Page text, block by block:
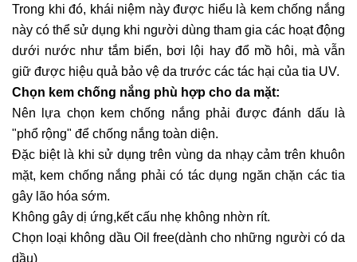
Trong khi đó, khái niệm này được hiểu là kem chống nắng
này có thể sử dụng khi người dùng tham gia các hoạt động
dưới nước như tắm biển, bơi lội hay đổ mồ hôi, mà vẫn
giữ được hiệu quả bảo vệ da trước các tác hại của tia UV.
Chọn kem chống nắng phù hợp cho da mặt:
Nên lựa chọn kem chống nắng phải được đánh dấu là
"phổ rộng" để chống nắng toàn diện.
Đặc biệt là khi sử dụng trên vùng da nhạy cảm trên khuôn
mặt, kem chống nắng phải có tác dụng ngăn chặn các tia
gây lão hóa sớm.
Không gây dị ứng,kết cấu nhẹ không nhờn rít.
Chọn loại không dầu Oil free(dành cho những người có da
dầu)